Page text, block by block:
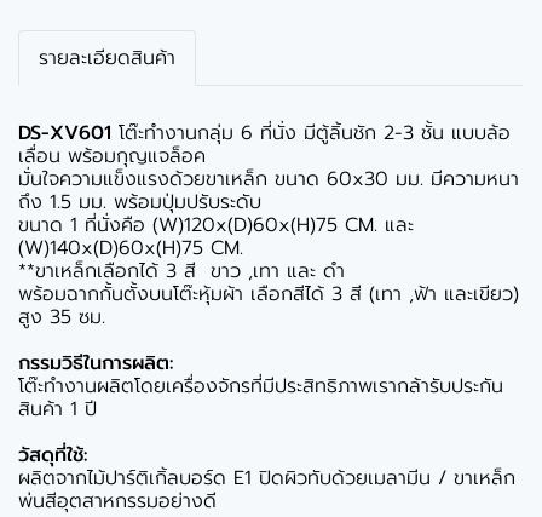
รายละเอียดสินค้า
DS-XV601 โต๊ะทำงานกลุ่ม 6 ที่นั่ง มีตู้ลิ้นชัก 2-3 ชั้น แบบล้อ
เลื่อน พร้อมกุญแจล็อค
มั่นใจความแข็งแรงด้วยขาเหล็ก ขนาด 60x30 มม. มีความหนา
ถึง 1.5 มม. พร้อมปุ่มปรับระดับ
ขนาด 1 ที่นั่งคือ (W)120x(D)60x(H)75 CM. และ
(W)140x(D)60x(H)75 CM.
**ขาเหล็กเลือกได้ 3 สี ขาว ,เทา และ ดำ
พร้อมฉากกั้นตั้งบนโต๊ะหุ้มผ้า เลือกสีได้ 3 สี (เทา ,ฟ้า และเขียว)
สูง 35 ซม.
กรรมวิธีในการผลิต:
โต๊ะทำงานผลิตโดยเครื่องจักรที่มีประสิทธิภาพเรากล้ารับประกัน
สินค้า 1 ปี
วัสดุที่ใช้:
ผลิตจากไม้ปาร์ติเกิ้ลบอร์ด E1 ปิดผิวทับด้วยเมลามีน / ขาเหล็ก
พ่นสีอุตสาหกรรมอย่างดี